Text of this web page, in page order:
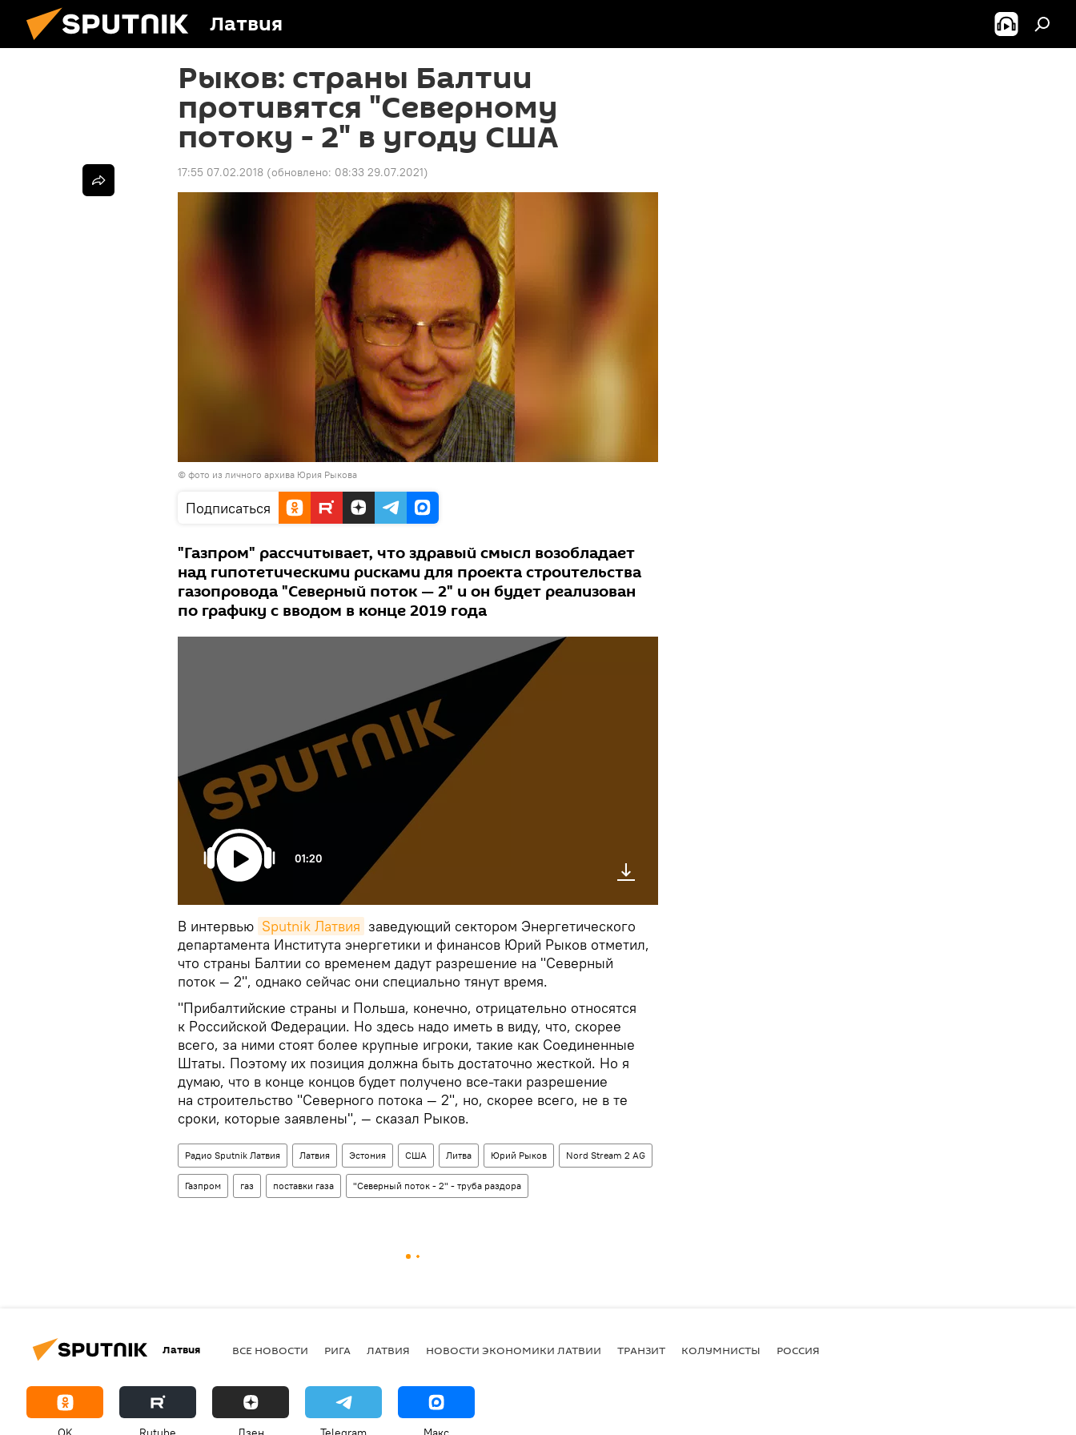
Латвия
Рыков: страны Балтии
противятся "Северному
потоку - 2" в угоду США
17:55 07.02.2018 (обновлено: 08:33 29.07.2021)
© фото из личного архива Юрия Рыкова
Подписаться
"Газпром" рассчитывает, что здравый смысл возобладает
над гипотетическими рисками для проекта строительства
газопровода "Северный поток — 2" и он будет реализован
по графику с вводом в конце 2019 года
01:20
В интервью Sputnik Латвия заведующий сектором Энергетического
департамента Института энергетики и финансов Юрий Рыков отметил,
что страны Балтии со временем дадут разрешение на "Северный
поток — 2", однако сейчас они специально тянут время.
"Прибалтийские страны и Польша, конечно, отрицательно относятся
к Российской Федерации. Но здесь надо иметь в виду, что, скорее
всего, за ними стоят более крупные игроки, такие как Соединенные
Штаты. Поэтому их позиция должна быть достаточно жесткой. Но я
думаю, что в конце концов будет получено все-таки разрешение
на строительство "Северного потока — 2", но, скорее всего, не в те
сроки, которые заявлены", — сказал Рыков.
Радио Sputnik Латвия Латвия Эстония США Литва Юрий Рыков Nord Stream 2 AG
Газпром газ поставки газа "Северный поток - 2" - труба раздора
Латвия ВСЕ НОВОСТИ РИГА ЛАТВИЯ НОВОСТИ ЭКОНОМИКИ ЛАТВИИ ТРАНЗИТ КОЛУМНИСТЫ РОССИЯ